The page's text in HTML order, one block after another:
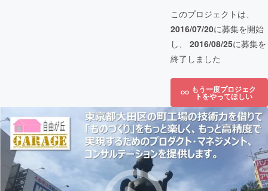
このプロジェクトは、
2016/07/20に募集を開始
し、 2016/08/25に募集を
終了しました
もう一度プロジェク
トをやってほしい